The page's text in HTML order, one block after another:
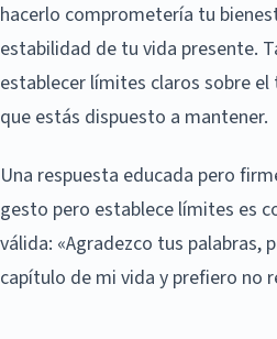
hacerlo comprometería tu
estabilidad de tu vida presente.
establecer límites claros sobre
que estás dispuesto a mantener.
Una respuesta educada pero
gesto pero establece límites es
válida: «Agradezco tus palabras,
capítulo de mi vida y prefiero no